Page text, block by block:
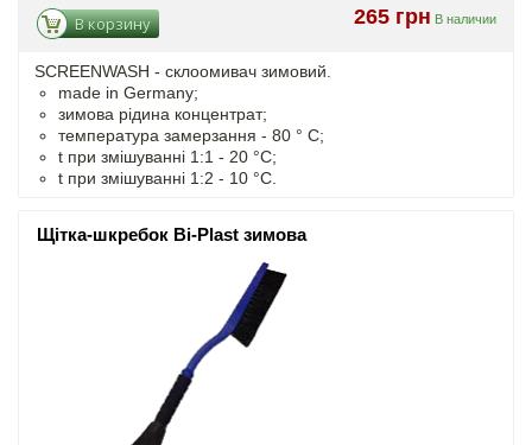
265 грн В наличии
В корзину
SCREENWASH - cклоомивач зимовий.
made in Germany;
зимова рідина концентрат;
температура замерзання - 80 ° C;
t при змішуванні 1:1 - 20 °C;
t при змішуванні 1:2 - 10 °C.
Щітка-шкребок Bi-Plast зимова